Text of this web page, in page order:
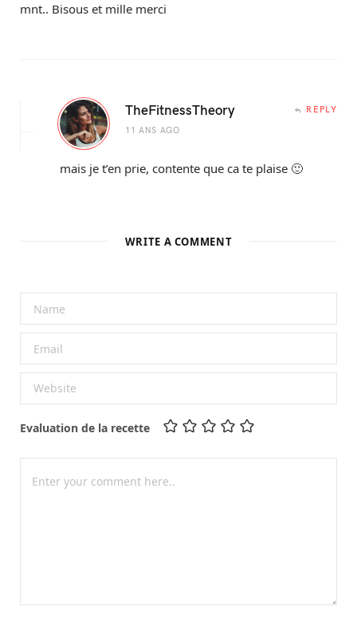
mnt.. Bisous et mille merci
TheFitnessTheory
11 ANS AGO
REPLY
mais je t’en prie, contente que ca te plaise 🙂
WRITE A COMMENT
Evaluation de la recette